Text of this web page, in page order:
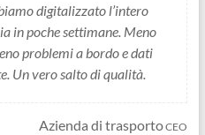
digitalizzato l’intero
in poche settimane. Meno
problemi a bordo e dati
Un vero salto di qualità.
Azienda di trasportoCEO